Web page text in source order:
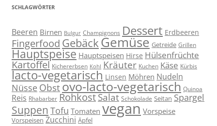
SCHLAGWÖRTER
Beeren Birnen Bulgur Champignons Dessert Erdbeeren
Fingerfood Gebäck Gemüse Getreide Grillen
Hauptspeise Hauptspeisen Hirse Hülsenfrüchte
Kartoffel Kichererbsen Kohl Kräuter Kuchen Käse Kürbis
lacto-vegetarisch Linsen Möhren Nudeln
Nüsse Obstovo-lacto-vegetarisch Quinoa
Reis Rhabarber Rohkost Salat Schokolade Seitan Spargel
Suppen Tofu Tomaten vegan Vorspeise
Vorspeisen Zucchini Äpfel